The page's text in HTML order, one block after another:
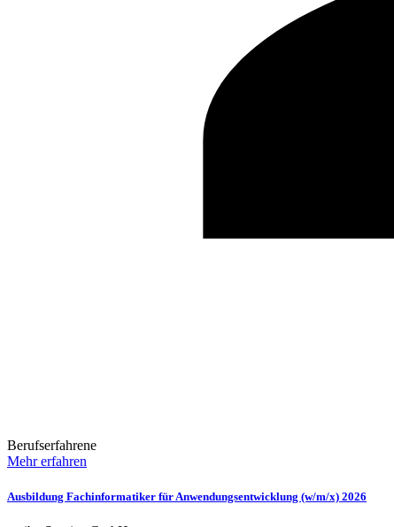
Berufserfahrene
Mehr erfahren
Ausbildung Fachinformatiker für Anwendungsentwicklung (w/m/x) 2026